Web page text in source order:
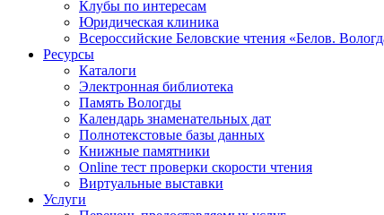
Клубы по интересам
Юридическая клиника
Всероссийские Беловские чтения «Белов.
Ресурсы
Каталоги
Электронная библиотека
Память Вологды
Календарь знаменательных дат
Полнотекстовые базы данных
Книжные памятники
Online тест проверки скорости чтения
Виртуальные выставки
Услуги